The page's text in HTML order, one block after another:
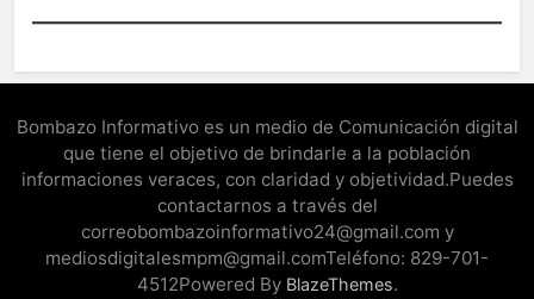
Bombazo Informativo es un medio de Comunicación digital
que tiene el objetivo de brindarle a la población
informaciones veraces, con claridad y objetividad.Puedes
contactarnos a través del
correobombazoinformativo24@gmail.com y
mediosdigitalesmpm@gmail.comTeléfono: 829-701-
4512Powered By BlazeThemes.